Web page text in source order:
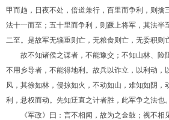
甲而趋，日夜不处，倍道兼行，百里而争利，则擒
法十一而至；五十里而争利，则蹶上将军，其法半
二至。是故军无辎重则亡，无粮食则亡，无委积则
故不知诸侯之谋者，不能豫交；不知山林、险
不用乡导者，不能得地利。故兵以诈立，以利动，
风，其徐如林，侵掠如火，不动如山，难知如阴，
利，悬权而动。先知迂直之计者胜，此军争之法也。
《军政》曰：言不相闻，故为之金鼓；视不